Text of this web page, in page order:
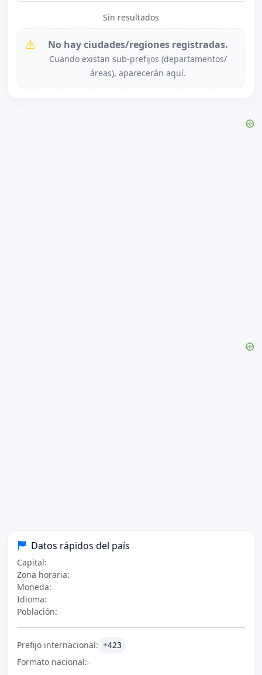
Sin resultados
No hay ciudades/regiones registradas.
Cuando existan sub-prefijos (departamentos/
áreas), aparecerán aquí.
Datos rápidos del país
Capital:
Zona horaria:
Moneda:
Idioma:
Población:
Prefijo internacional: +423
Formato nacional:—